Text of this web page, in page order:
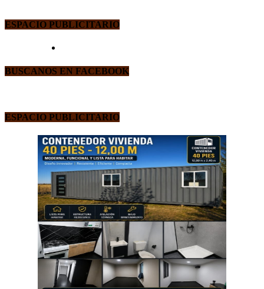
ESPACIO PUBLICITARIO
BUSCANOS EN FACEBOOK
ESPACIO PUBLICITARIO